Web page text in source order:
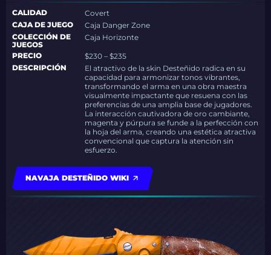
CALIDAD
Covert
CAJA DE JUEGO
Caja Danger Zone
COLECCIÓN DE
JUEGOS
Caja Horizonte
PRECIO
$230 – $235
DESCRIPCIÓN
El atractivo de la skin Desteñido radica en su
capacidad para armonizar tonos vibrantes,
transformando el arma en una obra maestra
visualmente impactante que resuena con las
preferencias de una amplia base de jugadores.
La interacción cautivadora de oro cambiante,
magenta y púrpura se funde a la perfección con
la hoja del arma, creando una estética atractiva
convencional que captura la atención sin
esfuerzo.
NAVAJA DESTEÑIDO WIKI